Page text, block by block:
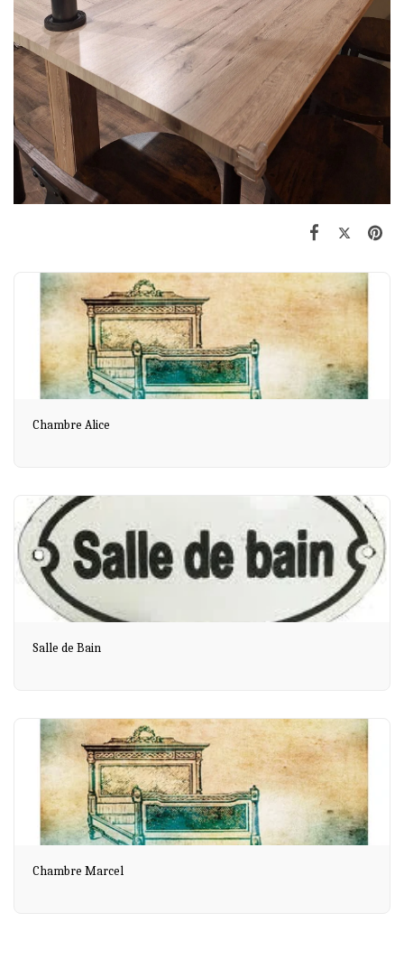
Chambre Alice
Salle de Bain
Chambre Marcel